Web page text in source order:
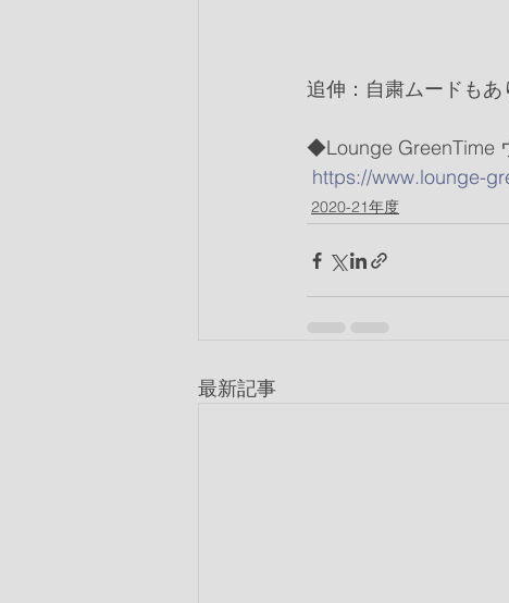
追伸：自粛ムードも
◆Lounge GreenTime
https://www.lounge-
2020-21年度
最新記事